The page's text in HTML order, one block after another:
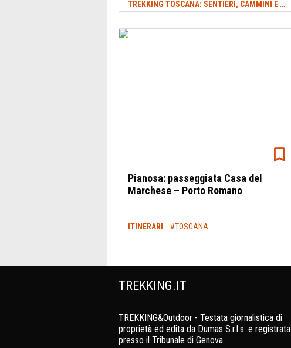
TREKKING TOSCANA: SENTIERI, CAMMINI E ITINERARI
Pianosa: passeggiata Casa del
Marchese – Porto Romano
ITINERARI #TOSCANA
TREKKING.IT
TREKKING&Outdoor - Testata giornalistica di
proprietà ed edita da Dumas S.r.l.s. e registrata
presso il Tribunale di Genova.